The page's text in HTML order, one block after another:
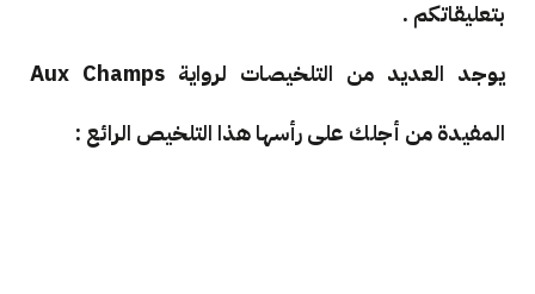
بتعليقاتكم .
يوجد العديد من التلخيصات لرواية Aux Champs
المفيدة من أجلك على رأسها هذا التلخيص الرائع :